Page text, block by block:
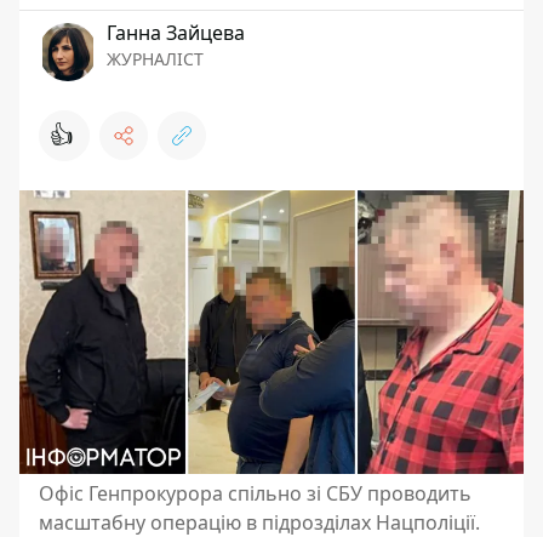
Ганна Зайцева
ЖУРНАЛІСТ
👍
Офіс Генпрокурора спільно зі СБУ проводить
масштабну операцію в підрозділах Нацполіції.